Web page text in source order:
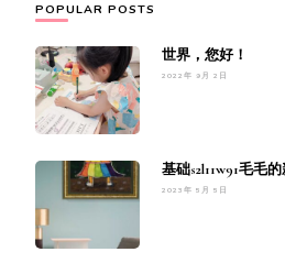
POPULAR POSTS
世界，您好！
2022年 9月 2日
基础s2l11w91毛毛
2023年 5月 5日